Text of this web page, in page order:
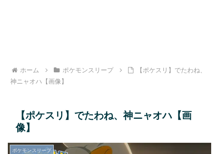
ホーム ポケモンスリープ
【ポケスリ】でたわね、
神ニャオハ【画像】
【ポケスリ】でたわね、神ニャオハ【画
像】
ポケモンスリープ